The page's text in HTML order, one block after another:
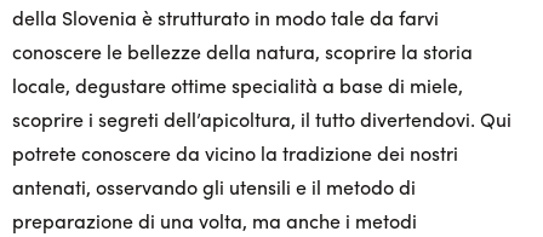
della Slovenia è strutturato in modo tale da farvi
conoscere le bellezze della natura, scoprire la storia
locale, degustare ottime specialità a base di miele,
scoprire i segreti dell’apicoltura, il tutto divertendovi. Qui
potrete conoscere da vicino la tradizione dei nostri
antenati, osservando gli utensili e il metodo di
preparazione di una volta, ma anche i metodi